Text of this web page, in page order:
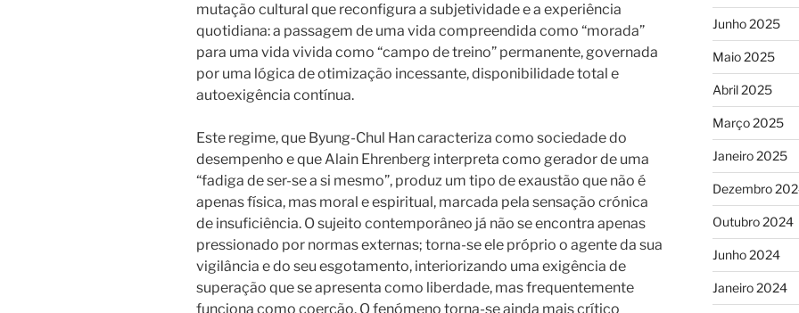
mutação cultural que reconfigura a subjetividade e a experiência
quotidiana: a passagem de uma vida compreendida como “morada”
para uma vida vivida como “campo de treino” permanente, governada
por uma lógica de otimização incessante, disponibilidade total e
autoexigência contínua.
Este regime, que Byung-Chul Han caracteriza como sociedade do
desempenho e que Alain Ehrenberg interpreta como gerador de uma
“fadiga de ser-se a si mesmo”, produz um tipo de exaustão que não é
apenas física, mas moral e espiritual, marcada pela sensação crónica
de insuficiência. O sujeito contemporâneo já não se encontra apenas
pressionado por normas externas; torna-se ele próprio o agente da sua
vigilância e do seu esgotamento, interiorizando uma exigência de
superação que se apresenta como liberdade, mas frequentemente
funciona como coerção. O fenómeno torna-se ainda mais crítico
Junho 2025
Maio 2025
Abril 2025
Março 2025
Janeiro 2025
Dezembro
Outubro 2024
Junho 2024
Janeiro 2024